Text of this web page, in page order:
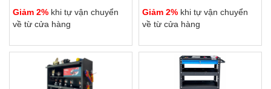
Giảm 2% khi tự vận chuyển
về từ cửa hàng
Giảm 2% khi tự vận chuyển
về từ cửa hàng